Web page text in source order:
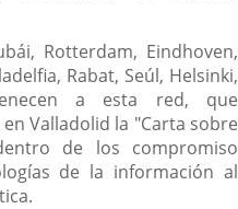
Rotterdam, Eindhoven,
Rabat, Seúl, Helsinki,
a esta red, que
Valladolid la "Carta sobre
de los compromiso
de la información al